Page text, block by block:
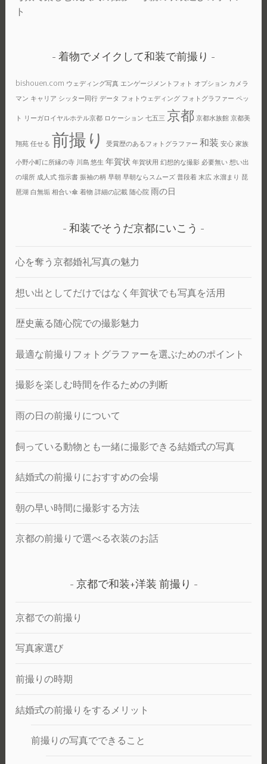
ト
着物でメイクして和装で前撮り
bishouen.com ウェディング写真 エンゲージメントフォト オプション カメラ
マン キャリア シッター同行 データ フォトウェディング フォトグラファー ペッ
ト リーガロイヤルホテル京都 ロケーション 七五三 京都 京都水族館 京都美
翔苑 任せる 前撮り 受賞歴のあるフォトグラファー 和装 安心 家族
小野小町に所縁の寺 川島 悠生 年賀状 年賀状用 幻想的な撮影 必要無い 想い出
の場所 成人式 指示書 振袖の柄 早朝 早朝ならスムーズ 普段着 末広 水溜まり 琵
琶湖 白無垢 相合い傘 着物 詳細の記載 随心院 雨の日
和装でそうだ京都にいこう
心を奪う京都婚礼写真の魅力
想い出としてだけではなく年賀状でも写真を活用
歴史薫る随心院での撮影魅力
最適な前撮りフォトグラファーを選ぶためのポイント
撮影を楽しむ時間を作るための判断
雨の日の前撮りについて
飼っている動物とも一緒に撮影できる結婚式の写真
結婚式の前撮りにおすすめの会場
朝の早い時間に撮影する方法
京都の前撮りで選べる衣装のお話
京都で和装+洋装 前撮り
京都での前撮り
写真家選び
前撮りの時期
結婚式の前撮りをするメリット
前撮りの写真でできること